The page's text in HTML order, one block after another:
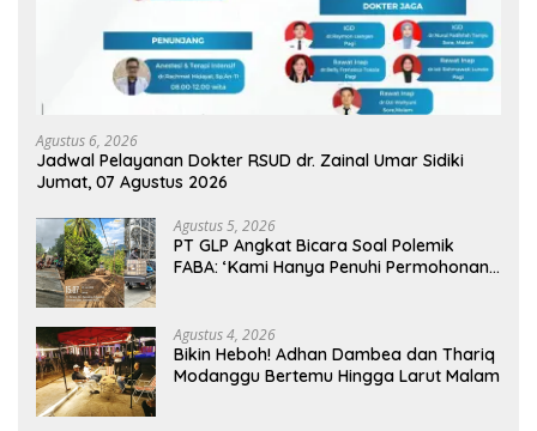
Agustus 6, 2026
Jadwal Pelayanan Dokter RSUD dr. Zainal Umar Sidiki
Jumat, 07 Agustus 2026
Agustus 5, 2026
PT GLP Angkat Bicara Soal Polemik
FABA: ‘Kami Hanya Penuhi Permohonan
Agustus 4, 2026
Bikin Heboh! Adhan Dambea dan Thariq
Modanggu Bertemu Hingga Larut Malam